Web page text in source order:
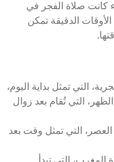
كانت صلاة الفجر في
الدقيقة تمكن
التي تمثل بداية اليوم،
التي تُقام بعد زوال
التي تمثل وقت بعد
التي تبدأ